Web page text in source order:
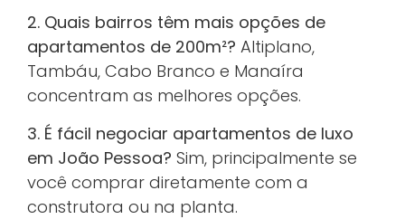
2. Quais bairros têm mais opções de
apartamentos de 200m²? Altiplano,
Tambáu, Cabo Branco e Manaíra
concentram as melhores opções.
3. É fácil negociar apartamentos de luxo
em João Pessoa? Sim, principalmente se
você comprar diretamente com a
construtora ou na planta.